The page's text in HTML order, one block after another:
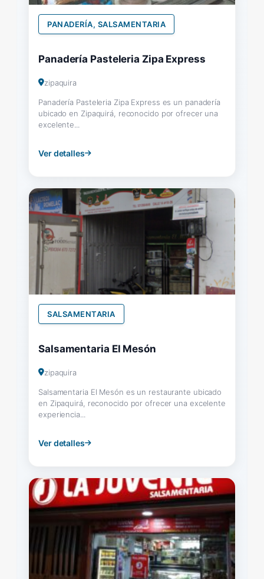
PANADERÍA, SALSAMENTARIA
Panadería Pasteleria Zipa Express
zipaquira
Panadería Pasteleria Zipa Express es un panadería
ubicado en Zipaquirá, reconocido por ofrecer una
excelente...
Ver detalles
SALSAMENTARIA
Salsamentaria El Mesón
zipaquira
Salsamentaria El Mesón es un restaurante ubicado
en Zipaquirá, reconocido por ofrecer una excelente
experiencia...
Ver detalles